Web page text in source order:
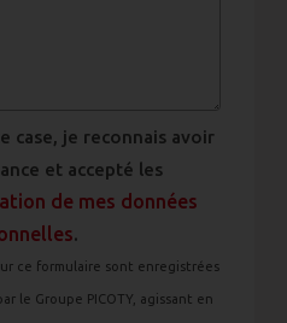
case, je reconnais avoir
et accepté les
de mes données
.
ce formulaire sont enregistrées
le Groupe PICOTY, agissant en